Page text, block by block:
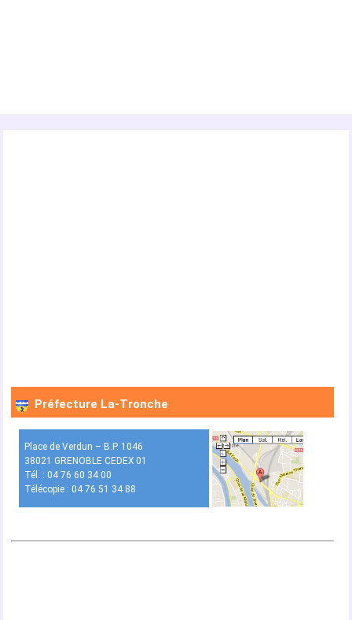
Préfecture La-Tronche
Place de Verdun – B.P. 1046
38021 GRENOBLE CEDEX 01
Tél. : 04 76 60 34 00
Télécopie : 04 76 51 34 88